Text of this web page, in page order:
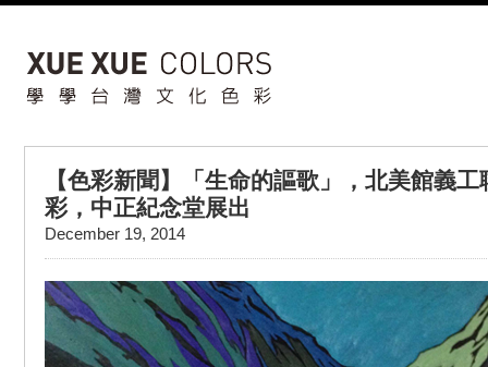
【色彩新聞】「生命的謳歌」，北美館義
彩，中正紀念堂展出
December 19, 2014